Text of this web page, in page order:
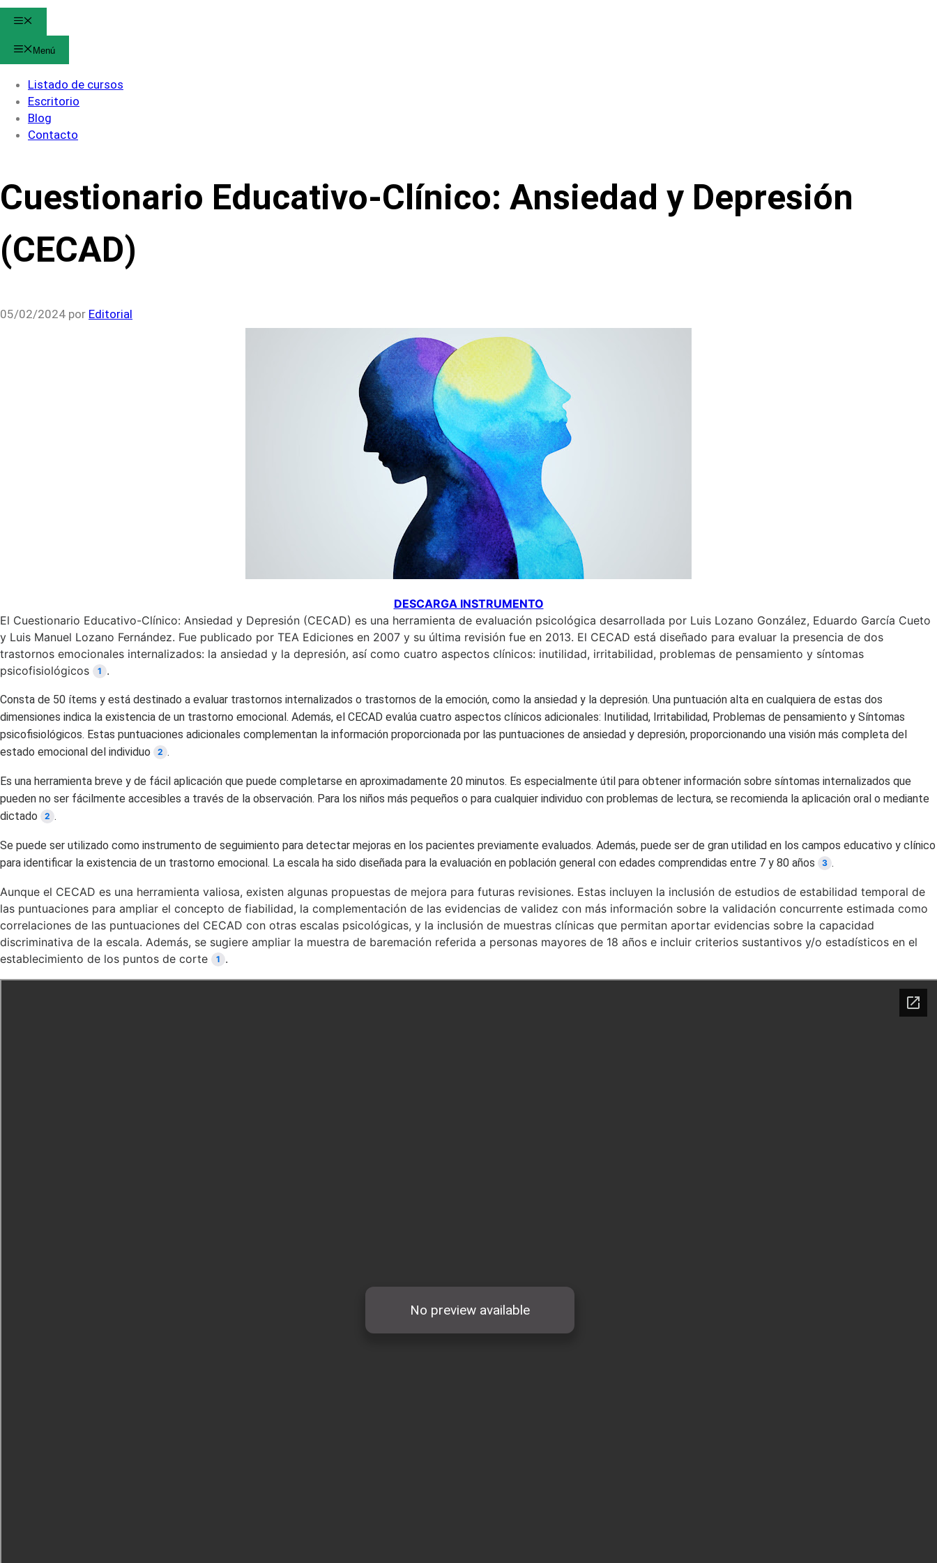
Menú
Listado de cursos
Escritorio
Blog
Contacto
Cuestionario Educativo-Clínico: Ansiedad y Depresión
(CECAD)
05/02/2024 por Editorial
DESCARGA INSTRUMENTO
El Cuestionario Educativo-Clínico: Ansiedad y Depresión (CECAD) es una herramienta de evaluación psicológica desarrollada por Luis Lozano González, Eduardo García Cueto
y Luis Manuel Lozano Fernández. Fue publicado por TEA Ediciones en 2007 y su última revisión fue en 2013. El CECAD está diseñado para evaluar la presencia de dos
trastornos emocionales internalizados: la ansiedad y la depresión, así como cuatro aspectos clínicos: inutilidad, irritabilidad, problemas de pensamiento y síntomas
psicofisiológicos
1 .
Consta de 50 ítems y está destinado a evaluar trastornos internalizados o trastornos de la emoción, como la ansiedad y la depresión. Una puntuación alta en cualquiera de estas dos
dimensiones indica la existencia de un trastorno emocional. Además, el CECAD evalúa cuatro aspectos clínicos adicionales: Inutilidad, Irritabilidad, Problemas de pensamiento y Síntomas
psicofisiológicos. Estas puntuaciones adicionales complementan la información proporcionada por las puntuaciones de ansiedad y depresión, proporcionando una visión más completa del
estado emocional del individuo
2 .
Es una herramienta breve y de fácil aplicación que puede completarse en aproximadamente 20 minutos. Es especialmente útil para obtener información sobre síntomas internalizados que
pueden no ser fácilmente accesibles a través de la observación. Para los niños más pequeños o para cualquier individuo con problemas de lectura, se recomienda la aplicación oral o mediante
dictado
2 .
Se puede ser utilizado como instrumento de seguimiento para detectar mejoras en los pacientes previamente evaluados. Además, puede ser de gran utilidad en los campos educativo y clínico
para identificar la existencia de un trastorno emocional. La escala ha sido diseñada para la evaluación en población general con edades comprendidas entre 7 y 80 años
3 .
Aunque el CECAD es una herramienta valiosa, existen algunas propuestas de mejora para futuras revisiones. Estas incluyen la inclusión de estudios de estabilidad temporal de
las puntuaciones para ampliar el concepto de fiabilidad, la complementación de las evidencias de validez con más información sobre la validación concurrente estimada como
correlaciones de las puntuaciones del CECAD con otras escalas psicológicas, y la inclusión de muestras clínicas que permitan aportar evidencias sobre la capacidad
discriminativa de la escala. Además, se sugiere ampliar la muestra de baremación referida a personas mayores de 18 años e incluir criterios sustantivos y/o estadísticos en el
establecimiento de los puntos de corte
1 .